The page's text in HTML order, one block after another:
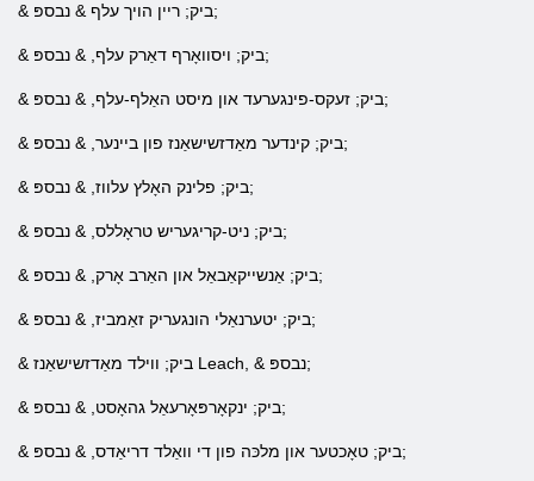
& ביק; ריין הויך עלף & נבספּ;
& ביק; ויסוואָרף דאַרק עלף, & נבספּ;
& ביק; זעקס-פינגערעד און מיסט האַלף-עלף, & נבספּ;
& ביק; קינדער מאַדזשישאַנז פון ביינער, & נבספּ;
& ביק; פלינק האָלץ עלווז, & נבספּ;
& ביק; ניט-קריגעריש טראָללס, & נבספּ;
& ביק; אַנשייקאַבאַל און האַרב אָרק, & נבספּ;
& ביק; יטערנאַלי הונגעריק זאַמביז, & נבספּ;
& ביק; ווילד מאַדזשישאַנז Leach, & נבספּ;
& ביק; ינקאָרפּאָרעאַל גהאָסט, & נבספּ;
& ביק; טאָכטער און מלכּה פון די וואַלד דריאַדס, & נבספּ;